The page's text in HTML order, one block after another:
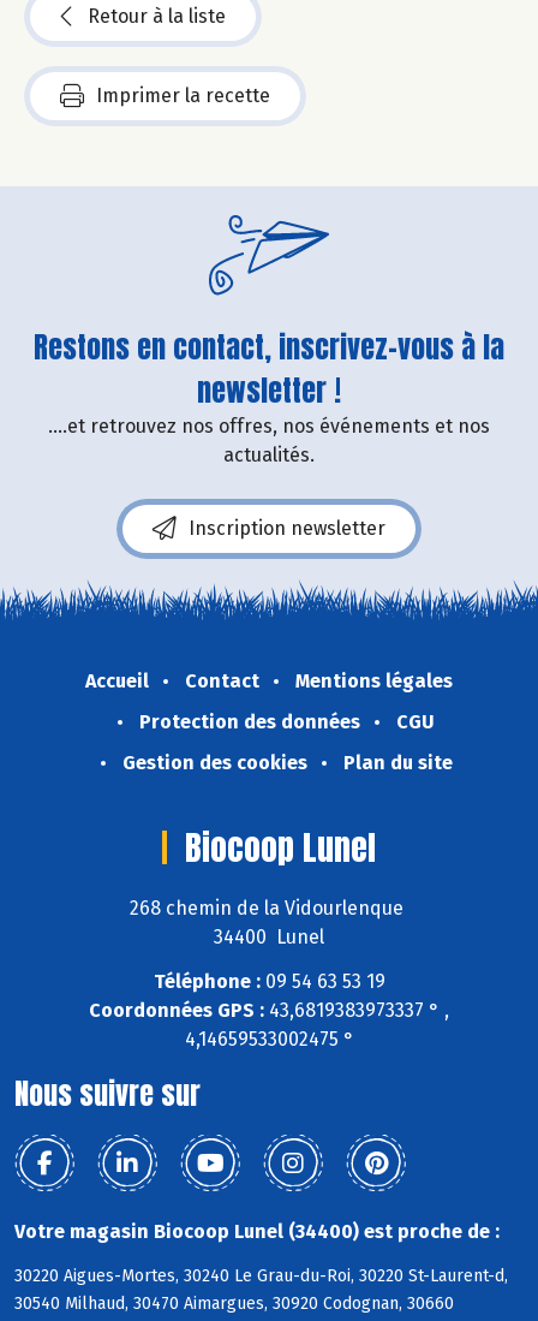
Retour à la liste
Imprimer la recette
Restons en contact, inscrivez-vous à la
newsletter !
....et retrouvez nos offres, nos événements et nos
actualités.
Inscription newsletter
Accueil Contact
Mentions légales
Protection des données
CGU
Gestion des cookies
Plan du site
Biocoop Lunel
268 chemin de la Vidourlenque
34400 Lunel
Téléphone :09 54 63 53 19
Coordonnées GPS : 43,6819383973337 ° ,
4,14659533002475 °
Nous suivre sur
Votre magasin Biocoop Lunel (34400) est proche de :
30220 Aigues-Mortes, 30240 Le Grau-du-Roi, 30220 St-Laurent-d,
30540 Milhaud, 30470 Aimargues, 30920 Codognan, 30660